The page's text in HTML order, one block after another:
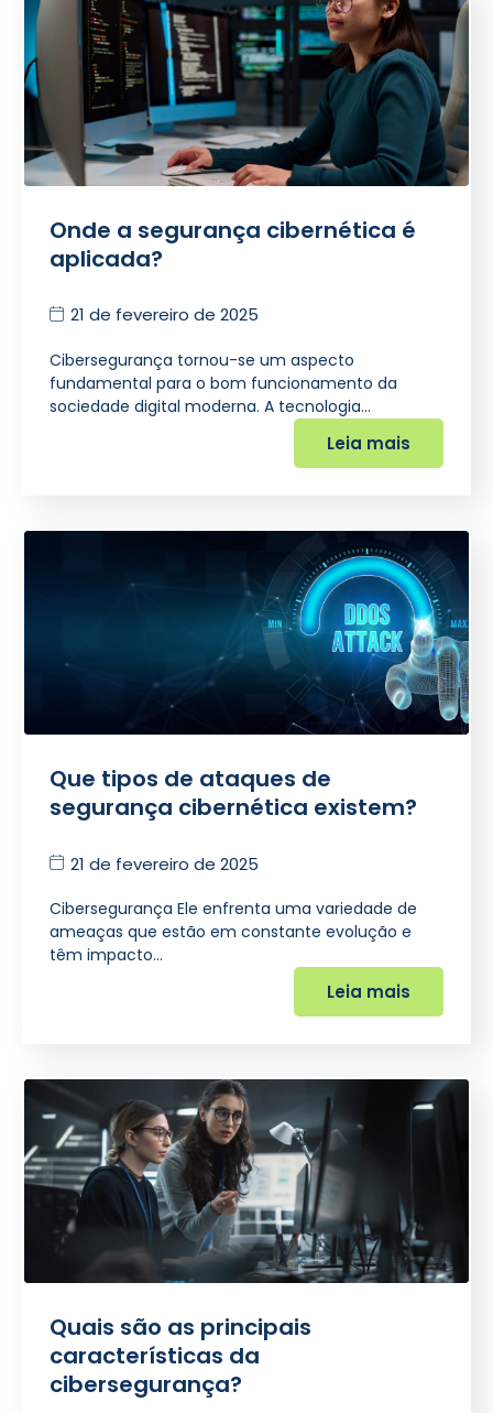
Onde a segurança cibernética é
aplicada?
21 de fevereiro de 2025
Cibersegurança tornou-se um aspecto
fundamental para o bom funcionamento da
sociedade digital moderna. A tecnologia…
Leia mais
Que tipos de ataques de
segurança cibernética existem?
21 de fevereiro de 2025
Cibersegurança Ele enfrenta uma variedade de
ameaças que estão em constante evolução e
têm impacto…
Leia mais
Quais são as principais
características da
cibersegurança?